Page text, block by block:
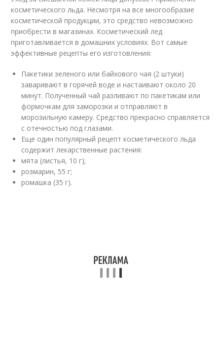
косметического льда. Несмотря на все многообразие
косметической продукции, это средство невозможно
приобрести в магазинах. Косметический лед
приготавливается в домашних условиях. Вот самые
эффективные рецепты его изготовления:
Пакетики зеленого или байхового чая (2 штуки)
заваривают в горячей воде и настаивают около 20
минут. Полученный чай разливают по пакетикам или
формочкам для заморозки и отправляют в
морозильную камеру. Средство прекрасно справляется
с отечностью под глазами.
Еще один популярный рецепт косметического льда
содержит лекарственные растения:
мята (листья, 10 г);
розмарин, 55 г;
ромашка (35 г).